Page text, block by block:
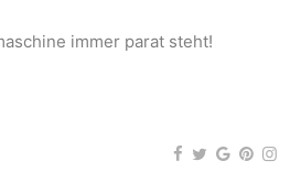
immer parat steht!